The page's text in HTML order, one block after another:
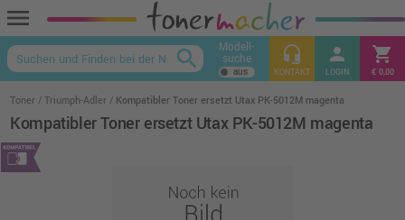
menu
keyboard_arrow_up
search Modell-
suche headset_mic
KONTAKT
person
LOGIN
shopping_cart
€ 0,00
Toner Triumph-Adler Kompatibler Toner ersetzt Utax PK-5012M magenta
Kompatibler Toner ersetzt Utax PK-5012M magenta